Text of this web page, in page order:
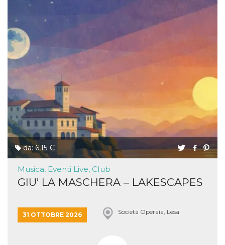
da: 6,15 €
Musica, Eventi Live, Club
GIU’ LA MASCHERA – LAKESCAPES
31 OTTOBRE 2026 Società Operaia, Lesa